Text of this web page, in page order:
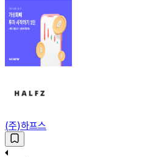
(주)하프스